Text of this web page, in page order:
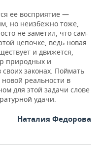
ее восприятие —
но неизбежно тоже,
не заметил, что сам-
цепочке, ведь новая
и движется,
природных и
законах. Поймать
новой реальности в
для этой задачи слове
удачи.
Наталия Федорова